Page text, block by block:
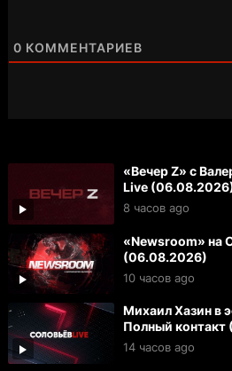
0 КОММЕНТАРИЕВ
«Вечер Z» с
Live
8 часов ago
«Newsroom» на
(06.08.2026)
10 часов ago
Михаил Хазин в
Полный
14 часов ago